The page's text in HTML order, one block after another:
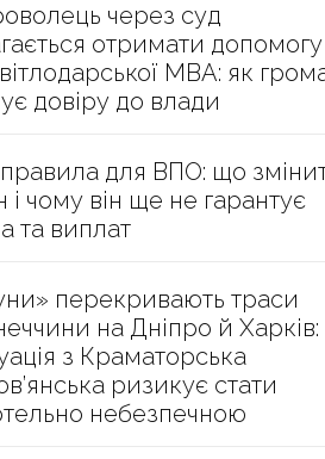
через суд
отримати допомогу
МВА: як
довіру до влади
правила для ВПО: що
і чому він ще не гарантує
та виплат
перекривають траси
на Дніпро й Харків:
з Краматорська
ризикує стати
небезпечною